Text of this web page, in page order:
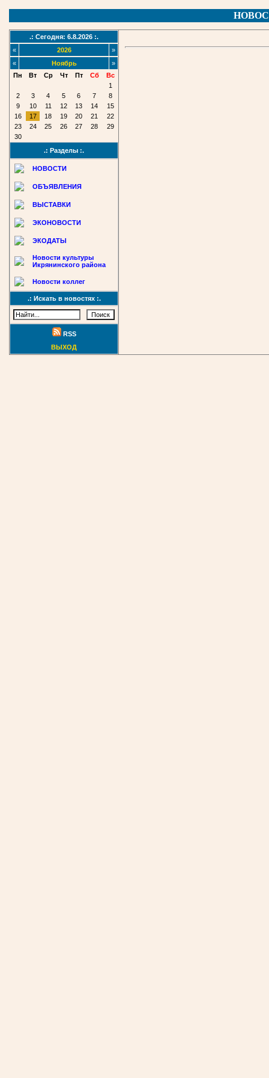
.: Сегодня: 6.8.2026 :.
«
2026
»
«
Ноябрь
»
Пн
Вт Ср Чт Пт Сб
Вс
1
2
3 4 5 6 7
8
9
10 11 12 13 14
15
16
17 18 19 20 21
22
23
24 25 26 27 28
29
30
.: Разделы :.
НОВОСТИ
ОБЪЯВЛЕНИЯ
ВЫСТАВКИ
ЭКОНОВОСТИ
ЭКОДАТЫ
Новости культуры
Икрянинского района
Новости коллег
.: Искать в новостях :.
RSS
ВЫХОД